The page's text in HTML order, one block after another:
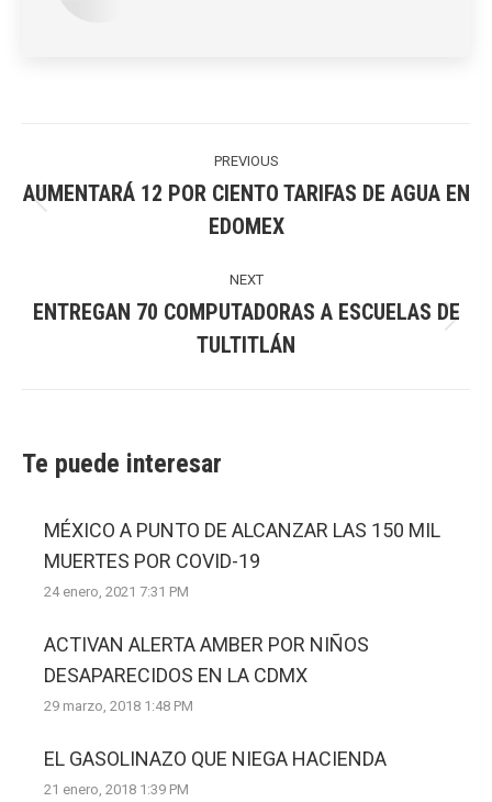
PREVIOUS
post:
AUMENTARÁ 12 POR CIENTO TARIFAS DE AGUA EN
EDOMEX
NEXT
Next
post:
ENTREGAN 70 COMPUTADORAS A ESCUELAS DE
TULTITLÁN
Te puede interesar
MÉXICO A PUNTO DE ALCANZAR LAS 150 MIL
MUERTES POR COVID-19
24 enero, 2021 7:31 PM
ACTIVAN ALERTA AMBER POR NIÑOS
DESAPARECIDOS EN LA CDMX
29 marzo, 2018 1:48 PM
EL GASOLINAZO QUE NIEGA HACIENDA
21 enero, 2018 1:39 PM